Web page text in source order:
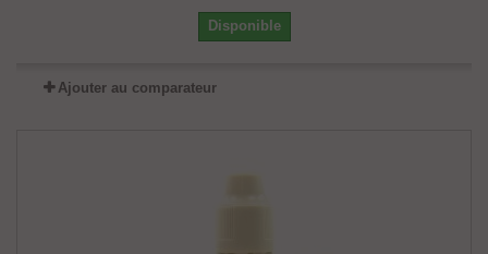
Disponible
Ajouter au comparateur